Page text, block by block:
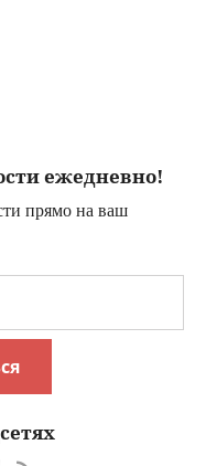
ежедневно!
прямо на ваш